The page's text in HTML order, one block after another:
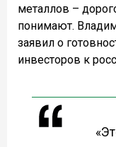
металлов –
понимают.
заявил о
инвесторов к